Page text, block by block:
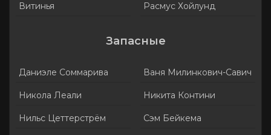
Витинья Расмус Хойлунд
Запасные
Даниэле Соммарива
Никола Леали
Нильс Цеттерстрём
Ваня Милинкович-Савич
Никита Контини
Сэм Бейкема